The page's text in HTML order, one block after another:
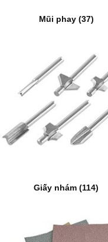
Mũi phay (37)
Giấy nhám (114)